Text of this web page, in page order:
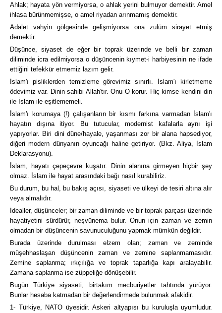
Ahlak; hayata yön vermiyorsa, o ahlak yerini bulmuyor demektir. Amel
ihlasa bürünmemişse, o amel riyadan arınmamış demektir.
Adalet vahyin gölgesinde gelişmiyorsa ona zulüm sirayet etmiş
demektir.
Düşünce, siyaset de eğer bir toprak üzerinde ve belli bir zaman
diliminde icra edilmiyorsa o düşüncenin kıymet-i harbiyesinin ne ifade
ettiğini tefekkür etmemiz lazım gelir.
İslam'ı pisliklerden temizleme görevimiz sınırlı. İslam'ı kirletmeme
ödevimiz var. Dinin sahibi Allah'tır. Onu O korur. Hiç kimse kendini din
ile İslam ile eşitlememeli.
İslam'ı korumaya (!) çalışanların bir kısmı farkına varmadan İslam'ı
hayatın dışına itiyor. Bu tutucular, modernist kafalarla aynı işi
yapıyorlar. Biri dini düne/hayale, yaşanması zor bir alana hapsediyor,
diğeri modern dünyanın oyuncağı haline getiriyor. (Bkz. Aliya, İslam
Deklarasyonu).
İslam, hayatı çepeçevre kuşatır. Dinin alanına girmeyen hiçbir şey
olmaz. İslam ile hayat arasındaki bağı nasıl kurabiliriz.
Bu durum, bu hal, bu bakış açısı, siyaseti ve ülkeyi de tesiri altına alır
veya almalıdır.
İdealler, düşünceler; bir zaman diliminde ve bir toprak parçası üzerinde
hayatiyetini sürdürür, neşvünema bulur. Onun için zaman ve zemin
olmadan bir düşüncenin savunuculuğunu yapmak mümkün değildir.
Burada üzerinde durulması elzem olan; zaman ve zeminde
müşehhaslaşan düşüncenin zaman ve zemine saplanmamasıdır.
Zemine saplanma; ırkçılığa ve toprak taparlığa kapı aralayabilir.
Zamana saplanma ise züppeliğe dönüşebilir.
Bugün Türkiye siyaseti, birtakım mecburiyetler tahtında yürüyor.
Bunlar hesaba katmadan bir değerlendirmede bulunmak afakidir.
1- Türkiye, NATO üyesidir. Askeri altyapısı bu kuruluşla uyumludur.